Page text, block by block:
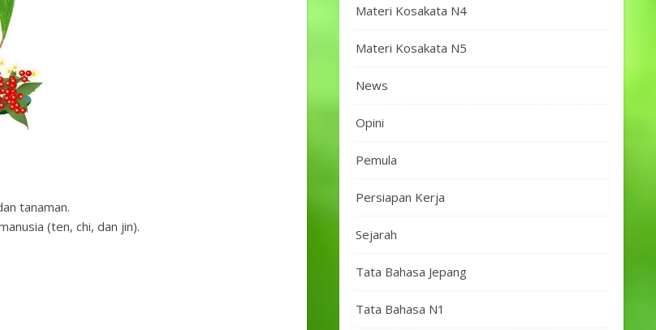
tanaman.
(ten, chi, dan jin).
Materi Kosakata N4
Materi Kosakata N5
News
Opini
Pemula
Persiapan Kerja
Sejarah
Tata Bahasa Jepang
Tata Bahasa N1